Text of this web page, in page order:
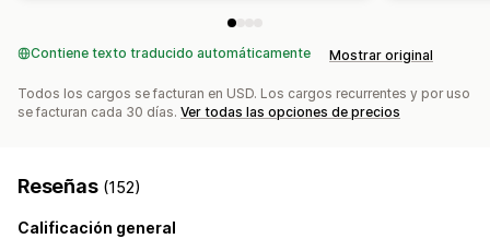
Contiene texto traducido automáticamente Mostrar original
Todos los cargos se facturan en USD. Los cargos recurrentes y por uso
se facturan cada 30 días. Ver todas las opciones de precios
Reseñas (152)
Calificación general